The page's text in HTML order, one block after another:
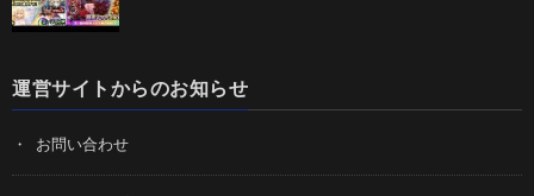
運営サイトからのお知らせ
お問い合わせ